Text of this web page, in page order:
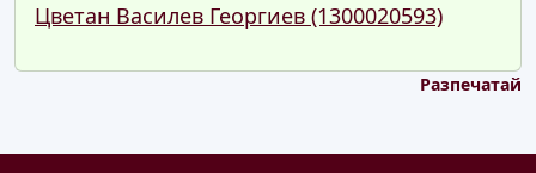
Цветан Василев Георгиев (1300020593)
Разпечатай